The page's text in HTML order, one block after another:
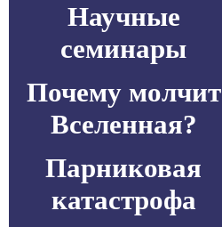
Научные
семинары
Почему молчит
Вселенная?
Парниковая
катастрофа